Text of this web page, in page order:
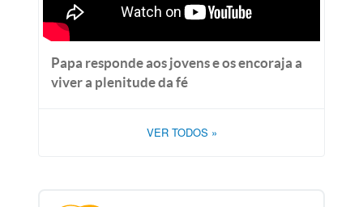
Papa responde aos jovens e os encoraja a
viver a plenitude da fé
VER TODOS »